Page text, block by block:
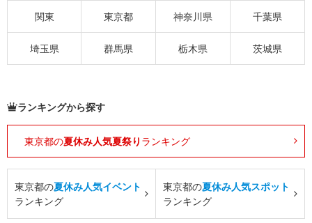
関東 東京都 神奈川県 千葉県
埼玉県 群馬県 栃木県 茨城県
ランキングから探す
東京都の夏休み人気夏祭り ランキング
東京都の夏休み人気イベント
ランキング
東京都の夏休み人気スポット
ランキング